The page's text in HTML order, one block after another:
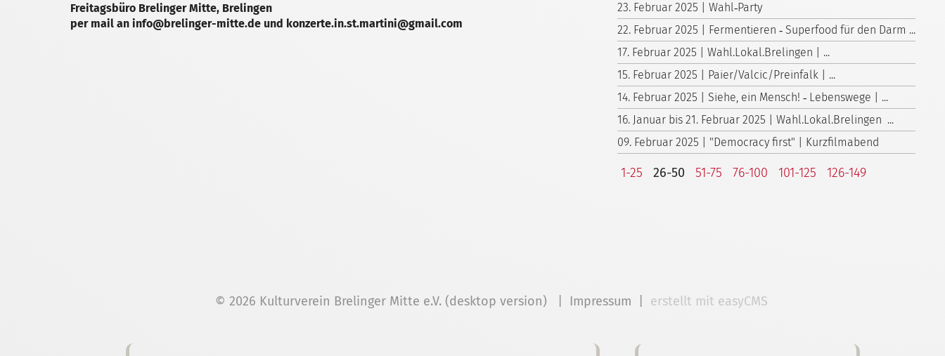
23. Februar 2025 | Wahl‑Party
22. Februar 2025 | Fermentieren ‑ Superfood für den Darm ...
17. Februar 2025 | Wahl.Lokal.Brelingen | ...
15. Februar 2025 | Paier/Valcic/Preinfalk | ...
14. Februar 2025 | Siehe, ein Mensch! ‑ Lebenswege | ...
16. Januar bis 21. Februar 2025 | Wahl.Lokal.Brelingen ...
09. Februar 2025 | "Democracy first" | Kurzfilmabend
1-25 26-50 51-75 76-100 101-125 126-149
Freitagsbüro Brelinger Mitte, Brelingen
per mail an info@brelinger-mitte.de und konzerte.in.st.martini@gmail.com
© 2026 Kulturverein Brelinger Mitte e.V. (desktop version) | Impressum erstellt mit easyCMS